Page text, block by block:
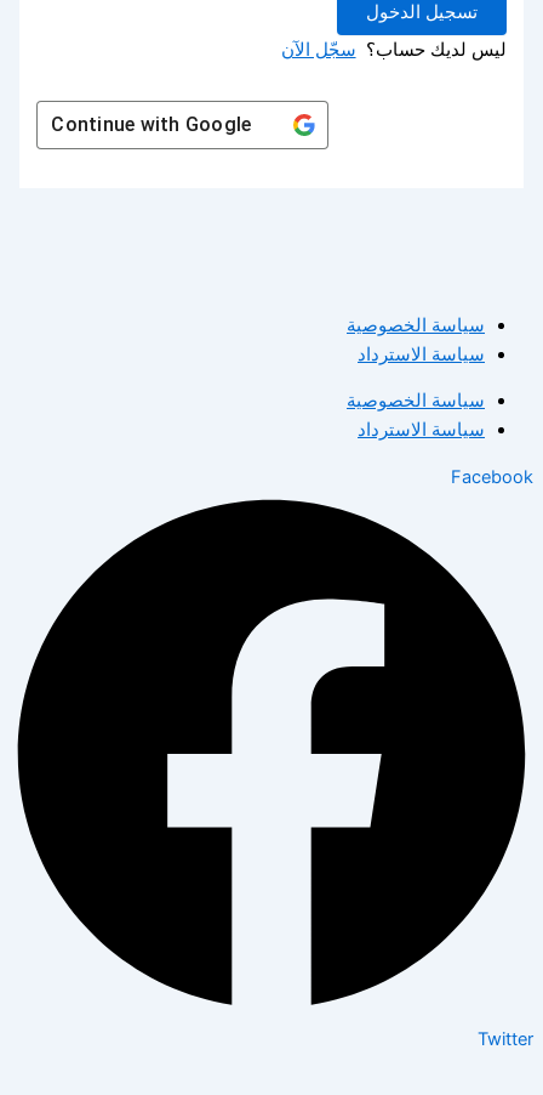
تسجيل الدخول
ليس لديك حساب؟ سجّل الآن
Continue withGoogle
سياسة الخصوصية
سياسة الاسترداد
سياسة الخصوصية
سياسة الاسترداد
Facebook
Twitter